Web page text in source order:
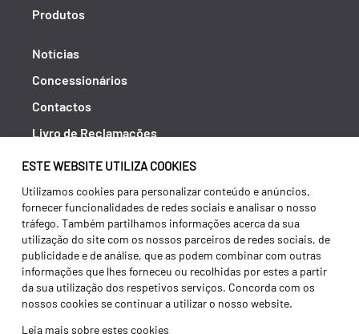
ESTE WEBSITE UTILIZA COOKIES
Utilizamos cookies para personalizar conteúdo e anúncios,
fornecer funcionalidades de redes sociais e analisar o nosso
tráfego. Também partilhamos informações acerca da sua
utilização do site com os nossos parceiros de redes sociais, de
publicidade e de análise, que as podem combinar com outras
informações que lhes forneceu ou recolhidas por estes a partir
da sua utilização dos respetivos serviços. Concorda com os
nossos cookies se continuar a utilizar o nosso website.
Leia mais sobre estes cookies
Produtos
Notícias
Concessionários
Contactos
Livro de Reclamações
Política de Privacidade
Canal de Denúncias (RGPC)
Termos e condições